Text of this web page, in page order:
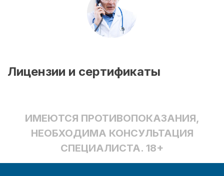
Лицензии и сертификаты
ИМЕЮТСЯ ПРОТИВОПОКАЗАНИЯ,
НЕОБХОДИМА КОНСУЛЬТАЦИЯ
СПЕЦИАЛИСТА. 18+